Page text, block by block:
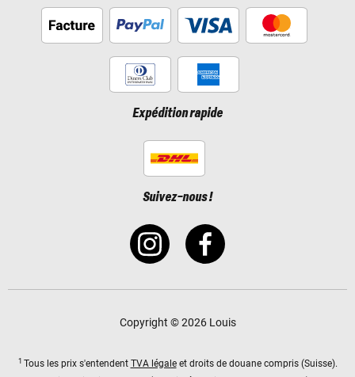
Expédition rapide
Suivez-nous !
Copyright © 2026 Louis
1 Tous les prix s'entendent TVA légaleet droits de douane compris (Suisse).